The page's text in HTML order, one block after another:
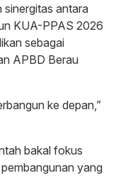
sinergitas antara
KUA-PPAS 2026
sebagai
APBD Berau
ke depan,”
bakal fokus
yang